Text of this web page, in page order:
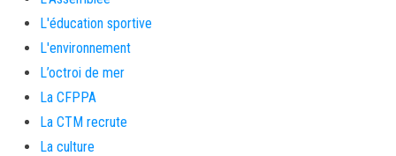
L'éducation sportive
L'environnement
L’octroi de mer
La CFPPA
La CTM recrute
La culture